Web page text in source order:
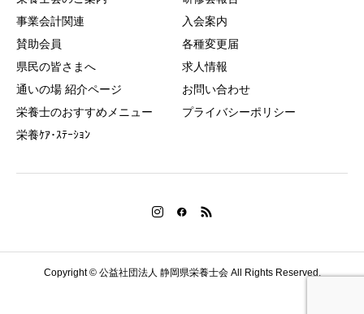
事業会計関連
賛助会員
県民の皆さまへ
通いの場 紹介ページ
栄養士のおすすめメニュー
栄養ｹｱ･ｽﾃｰｼｮﾝ
入会案内
各種変更届
求人情報
お問い合わせ
プライバシーポリシー
Copyright © 公益社団法人 静岡県栄養士会 All Rights Reserved.